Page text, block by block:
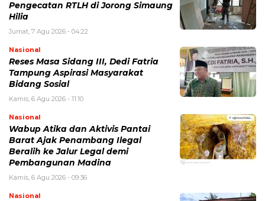
Pengecatan RTLH di Jorong Simaung
Hilia
Jumat, 7 Agu 2026 - 04:22
Nasional
Reses Masa Sidang III, Dedi Fatria
Tampung Aspirasi Masyarakat
Bidang Sosial
Kamis, 6 Agu 2026 - 11:10
Nasional
Wabup Atika dan Aktivis Pantai
Barat Ajak Penambang Ilegal
Beralih ke Jalur Legal demi
Pembangunan Madina
Kamis, 6 Agu 2026 - 09:36
Nasional